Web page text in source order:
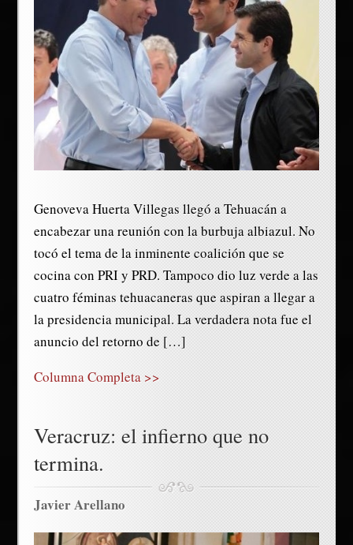
Genoveva Huerta Villegas llegó a Tehuacán a
encabezar una reunión con la burbuja albiazul. No
tocó el tema de la inminente coalición que se
cocina con PRI y PRD. Tampoco dio luz verde a las
cuatro féminas tehuacaneras que aspiran a llegar a
la presidencia municipal. La verdadera nota fue el
anuncio del retorno de […]
Columna Completa >>
Veracruz: el infierno que no
termina.
Javier Arellano